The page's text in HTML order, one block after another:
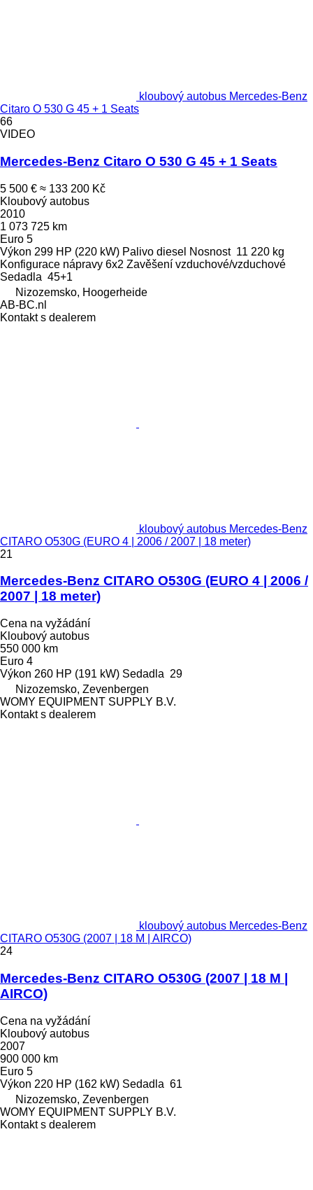
kloubový autobus Mercedes-Benz
Citaro O 530 G 45 + 1 Seats
66
VIDEO
Mercedes-Benz Citaro O 530 G 45 + 1 Seats
5 500 € ≈ 133 200 Kč
Kloubový autobus
2010
1 073 725 km
Euro 5
Výkon 299 HP (220 kW) Palivo diesel Nosnost 11 220 kg
Konfigurace nápravy 6x2 Zavěšení vzduchové/vzduchové
Sedadla 45+1
Nizozemsko, Hoogerheide
AB-BC.nl
Kontakt s dealerem
kloubový autobus Mercedes-Benz
CITARO O530G (EURO 4 | 2006 / 2007 | 18 meter)
21
Mercedes-Benz CITARO O530G (EURO 4 | 2006 /
2007 | 18 meter)
Cena na vyžádání
Kloubový autobus
550 000 km
Euro 4
Výkon 260 HP (191 kW) Sedadla 29
Nizozemsko, Zevenbergen
WOMY EQUIPMENT SUPPLY B.V.
Kontakt s dealerem
kloubový autobus Mercedes-Benz
CITARO O530G (2007 | 18 M | AIRCO)
24
Mercedes-Benz CITARO O530G (2007 | 18 M |
AIRCO)
Cena na vyžádání
Kloubový autobus
2007
900 000 km
Euro 5
Výkon 220 HP (162 kW) Sedadla 61
Nizozemsko, Zevenbergen
WOMY EQUIPMENT SUPPLY B.V.
Kontakt s dealerem